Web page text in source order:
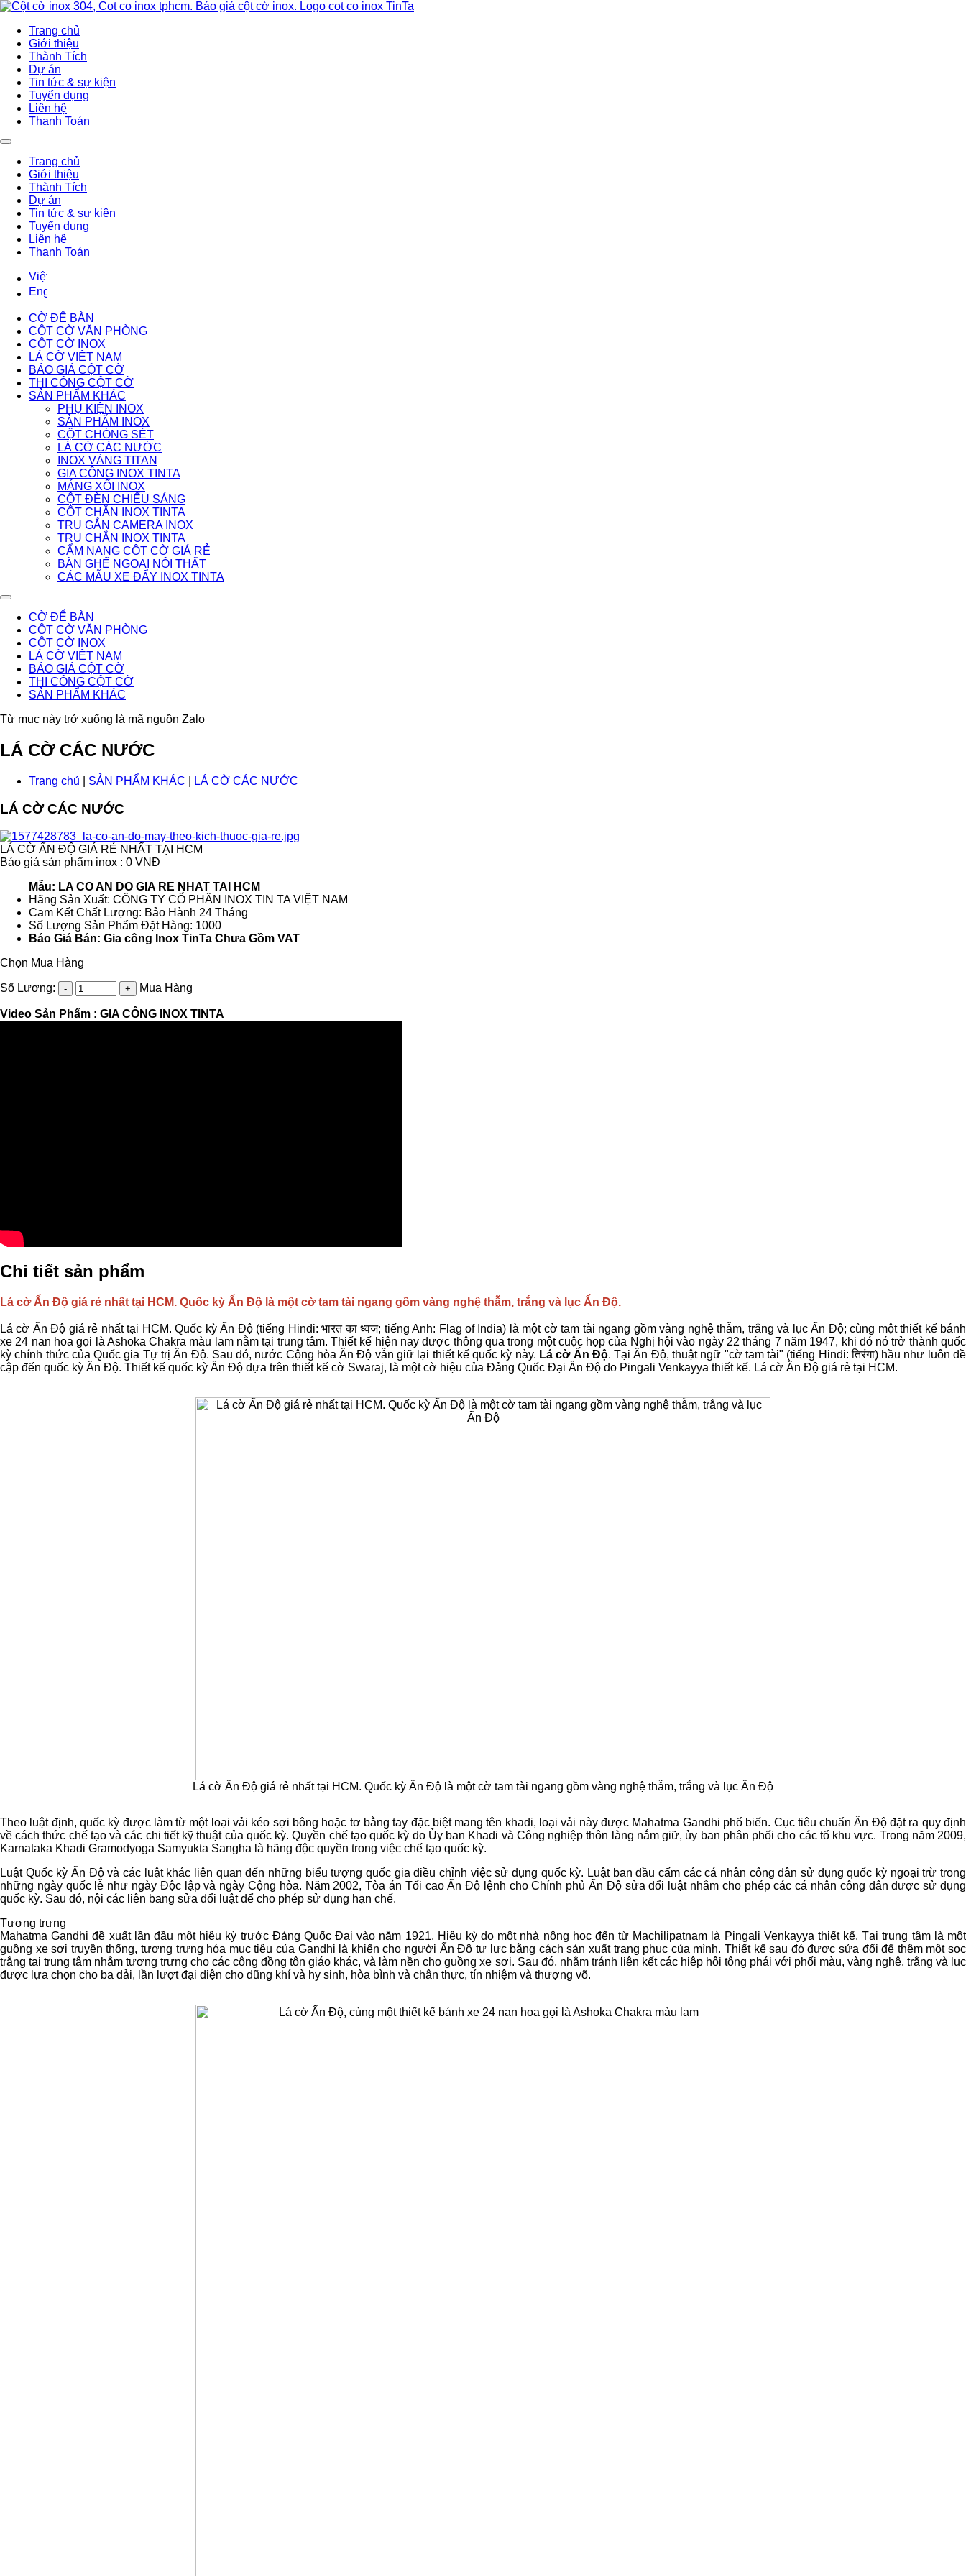
Trang chủ
Giới thiệu
Thành Tích
Dự án
Tin tức & sự kiện
Tuyển dụng
Liên hệ
Thanh Toán
Trang chủ
Giới thiệu
Thành Tích
Dự án
Tin tức & sự kiện
Tuyển dụng
Liên hệ
Thanh Toán
CỜ ĐỂ BÀN
CỘT CỜ VĂN PHÒNG
CỘT CỜ INOX
LÁ CỜ VIỆT NAM
BÁO GIÁ CỘT CỜ
THI CÔNG CỘT CỜ
SẢN PHẨM KHÁC
PHỤ KIỆN INOX
SẢN PHẨM INOX
CỘT CHÓNG SÉT
LÁ CỜ CÁC NƯỚC
INOX VÀNG TITAN
GIA CÔNG INOX TINTA
MÁNG XỐI INOX
CỘT ĐÈN CHIẾU SÁNG
CỘT CHẮN INOX TINTA
TRỤ GẮN CAMERA INOX
TRỤ CHẮN INOX TINTA
CẨM NANG CỘT CỜ GIÁ RẺ
BÀN GHẾ NGOẠI NỘI THẤT
CÁC MẪU XE ĐẨY INOX TINTA
CỜ ĐỂ BÀN
CỘT CỜ VĂN PHÒNG
CỘT CỜ INOX
LÁ CỜ VIỆT NAM
BÁO GIÁ CỘT CỜ
THI CÔNG CỘT CỜ
SẢN PHẨM KHÁC
Từ mục này trở xuống là mã nguồn Zalo
LÁ CỜ CÁC NƯỚC
Trang chủ SẢN PHẨM KHÁC LÁ CỜ CÁC NƯỚC
LÁ CỜ CÁC NƯỚC
LÁ CỜ ẤN ĐỘ GIÁ RẺ NHẤT TẠI HCM
Báo giá sản phẩm inox : 0 VNĐ
Mẫu: LA CO AN DO GIA RE NHAT TAI HCM
Hãng Sản Xuất: CÔNG TY CỔ PHẦN INOX TIN TA VIỆT NAM
Cam Kết Chất Lượng: Bảo Hành 24 Tháng
Số Lượng Sản Phẩm Đặt Hàng: 1000
Báo Giá Bán: Gia công Inox TinTa Chưa Gồm VAT
Chọn Mua Hàng
Số Lượng: Mua Hàng
Video Sản Phẩm : GIA CÔNG INOX TINTA
Chi tiết sản phẩm
Lá cờ Ấn Độ giá rẻ nhất tại HCM. Quốc kỳ Ấn Độ là một cờ tam tài ngang gồm vàng nghệ thẫm, trắng và lục Ấn Độ.
Lá cờ Ấn Độ giá rẻ nhất tại HCM. Quốc kỳ Ấn Độ (tiếng Hindi: भारत का ध्वज; tiếng Anh: Flag of India) là một cờ tam tài ngang gồm vàng nghệ thẫm, trắng và lục Ấn Độ; cùng một thiết kế bánh
xe 24 nan hoa gọi là Ashoka Chakra màu lam nằm tại trung tâm. Thiết kế hiện nay được thông qua trong một cuộc họp của Nghị hội vào ngày 22 tháng 7 năm 1947, khi đó nó trở thành quốc
kỳ chính thức của Quốc gia Tự trị Ấn Độ. Sau đó, nước Cộng hòa Ấn Độ vẫn giữ lại thiết kế quốc kỳ này. Lá cờ Ấn Độ. Tại Ấn Độ, thuật ngữ "cờ tam tài" (tiếng Hindi: तिरंगा) hầu như luôn đề
cập đến quốc kỳ Ấn Độ. Thiết kế quốc kỳ Ấn Độ dựa trên thiết kế cờ Swaraj, là một cờ hiệu của Đảng Quốc Đại Ấn Độ do Pingali Venkayya thiết kế. Lá cờ Ấn Độ giá rẻ tại HCM.
Lá cờ Ấn Độ giá rẻ nhất tại HCM. Quốc kỳ Ấn Độ là một cờ tam tài ngang gồm vàng nghệ thẫm, trắng và lục Ấn Độ
Theo luật định, quốc kỳ được làm từ một loại vải kéo sợi bông hoặc tơ bằng tay đặc biệt mang tên khadi, loại vải này được Mahatma Gandhi phổ biến. Cục tiêu chuẩn Ấn Độ đặt ra quy định
về cách thức chế tạo và các chi tiết kỹ thuật của quốc kỳ. Quyền chế tạo quốc kỳ do Ủy ban Khadi và Công nghiệp thôn làng nắm giữ, ủy ban phân phối cho các tổ khu vực. Trong năm 2009,
Karnataka Khadi Gramodyoga Samyukta Sangha là hãng độc quyền trong việc chế tạo quốc kỳ.
Luật Quốc kỳ Ấn Độ và các luật khác liên quan đến những biểu tượng quốc gia điều chỉnh việc sử dụng quốc kỳ. Luật ban đầu cấm các cá nhân công dân sử dụng quốc kỳ ngoại trừ trong
những ngày quốc lễ như ngày Độc lập và ngày Cộng hòa. Năm 2002, Tòa án Tối cao Ấn Độ lệnh cho Chính phủ Ấn Độ sửa đổi luật nhằm cho phép các cá nhân công dân được sử dụng
quốc kỳ. Sau đó, nội các liên bang sửa đổi luật để cho phép sử dụng hạn chế.
Tượng trưng
Mahatma Gandhi đề xuất lần đầu một hiệu kỳ trước Đảng Quốc Đại vào năm 1921. Hiệu kỳ do một nhà nông học đến từ Machilipatnam là Pingali Venkayya thiết kế. Tại trung tâm là một
guồng xe sợi truyền thống, tượng trưng hóa mục tiêu của Gandhi là khiến cho người Ấn Độ tự lực bằng cách sản xuất trang phục của mình. Thiết kế sau đó được sửa đổi để thêm một sọc
trắng tại trung tâm nhằm tượng trưng cho các cộng đồng tôn giáo khác, và làm nền cho guồng xe sợi. Sau đó, nhằm tránh liên kết các hiệp hội tông phái với phối màu, vàng nghệ, trắng và lục
được lựa chọn cho ba dải, lần lượt đại diện cho dũng khí và hy sinh, hòa bình và chân thực, tín nhiệm và thượng võ.